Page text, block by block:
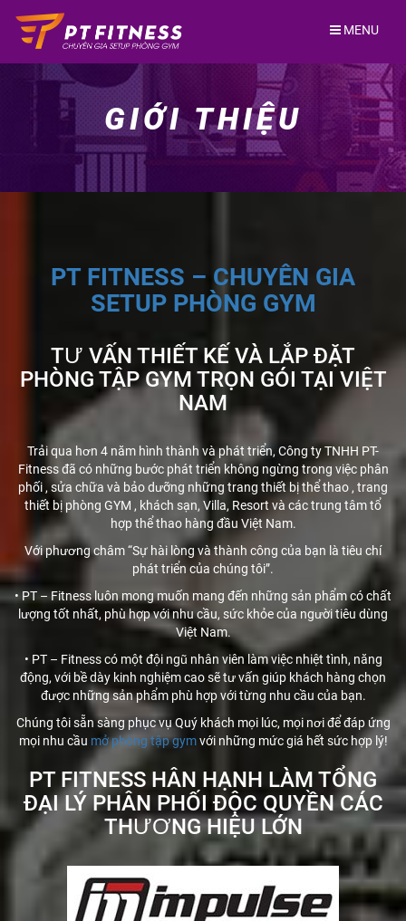
content
MENU
GIỚI THIỆU
PT FITNESS – CHUYÊN GIA
SETUP PHÒNG GYM
TƯ VẤN THIẾT KẾ VÀ LẮP ĐẶT
PHÒNG TẬP GYM TRỌN GÓI TẠI VIỆT
NAM
Trải qua hơn 4 năm hình thành và phát triển, Công ty TNHH PT-
Fitness đã có những bước phát triển không ngừng trong việc phân
phối , sửa chữa và bảo dưỡng những trang thiết bị thể thao , trang
thiết bị phòng GYM , khách sạn, Villa, Resort và các trung tâm tổ
hợp thể thao hàng đầu Việt Nam.
Với phương châm “Sự hài lòng và thành công của bạn là tiêu chí
phát triển của chúng tôi”.
• PT – Fitness luôn mong muốn mang đến những sản phẩm có chất
lượng tốt nhất, phù hợp với nhu cầu, sức khỏe của người tiêu dùng
Việt Nam.
• PT – Fitness có một đội ngũ nhân viên làm việc nhiệt tình, năng
động, với bề dày kinh nghiệm cao sẽ tư vấn giúp khách hàng chọn
được những sản phẩm phù hợp với từng nhu cầu của bạn.
Chúng tôi sẵn sàng phục vụ Quý khách mọi lúc, mọi nơi để đáp ứng
mọi nhu cầu mở phòng tập gymvới những mức giá hết sức hợp lý!
PT FITNESS HÂN HẠNH LÀM TỔNG
ĐẠI LÝ PHÂN PHỐI ĐỘC QUYỀN CÁC
THƯƠNG HIỆU LỚN